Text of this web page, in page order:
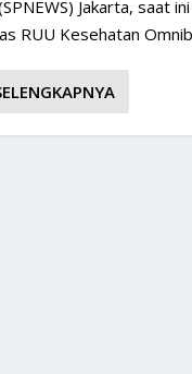
Jakarta, saat
RUU Kesehatan